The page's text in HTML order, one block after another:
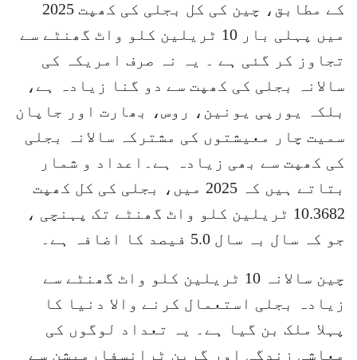
کے مطابق، چین کی کل بجلی کی کھپت 2025
میں پہلی بار 10 ٹریلین کلو واٹ گھنٹے سے
تجاوز کر گئی ہے ۔ یہ نہ صرف امریکہ کی
سالانہ بجلی کی کھپت سے دو گنا زیادہ ہے،
بلکہ یورپی یونین، روس، بھارت اور جاپان
سمیت چار معیشتوں کی مشترکہ سالانہ بجلی
کی کھپت سے بھی زیادہ ہے۔اعداد و شمار
بتاتے ہیں کہ 2025 میں، بجلی کی کل کھپت
10.3682 ٹریلین کلو واٹ گھنٹے تک پہنچی ،
جو کہ سال بہ سال 5.0 فیصد کا اضافہ ہے۔
چین سالانہ 10 ٹریلین کلو واٹ گھنٹے سے
زیادہ بجلی استعمال کرنے والا دنیا کا
پہلا ملک بن گیا ہے۔ یہ تعداد لوگوں کی
معاشی زندگی اور گرین ٹرانسفارمیشن سے